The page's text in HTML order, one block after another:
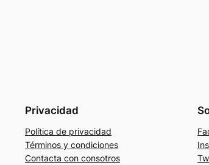
Privacidad
Política de privacidad
Términos y condiciones
Contacta con consotros